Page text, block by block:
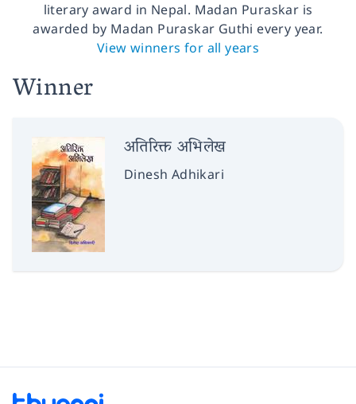
literary award in Nepal. Madan Puraskar is
awarded by Madan Puraskar Guthi every year.
View winners for all years
Winner
अतिरिक्त अभिलेख
Dinesh Adhikari